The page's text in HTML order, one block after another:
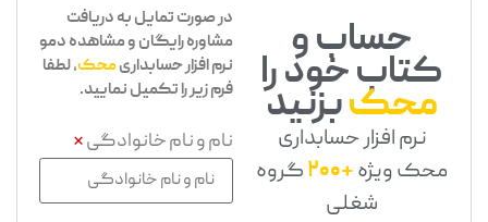
حساب و
کتاب خود را
محکبزنید
نرم افزار حسابداری
محک ویژه+200
گروه
شغلی
در صورت تمایل به دریافت
مشاوره رایگان و مشاهده دمو
نرم افزار حسابداریمحک، لطفا
فرم زیر را تکمیل نمایید.
نام و نام خانوادگی*